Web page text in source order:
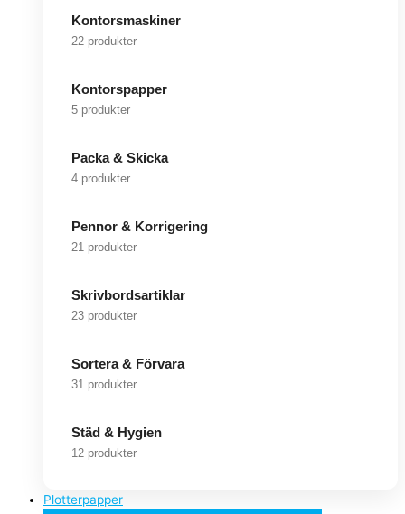
Kontorsmaskiner
22 produkter
Kontorspapper
5 produkter
Packa & Skicka
4 produkter
Pennor & Korrigering
21 produkter
Skrivbordsartiklar
23 produkter
Sortera & Förvara
31 produkter
Städ & Hygien
12 produkter
Plotterpapper